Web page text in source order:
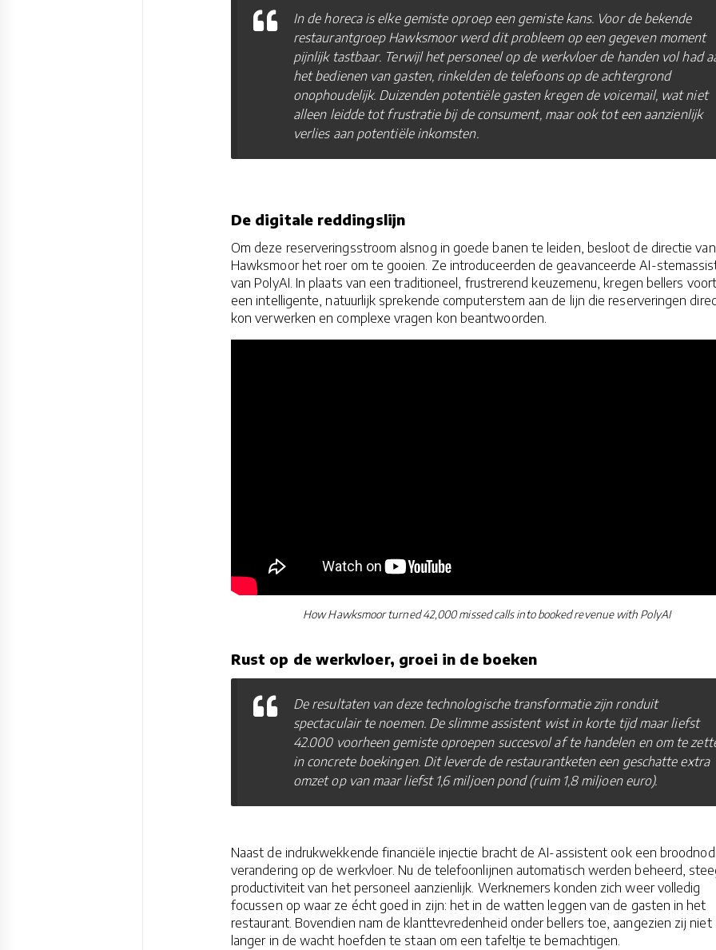
In de horeca is elke gemiste oproep een gemiste kans. Voor de bekende
restaurantgroep Hawksmoor werd dit probleem op een gegeven moment
pijnlijk tastbaar. Terwijl het personeel op de werkvloer de handen vol had
het bedienen van gasten, rinkelden de telefoons op de achtergrond
onophoudelijk. Duizenden potentiële gasten kregen de voicemail, wat niet
alleen leidde tot frustratie bij de consument, maar ook tot een aanzienlijk
verlies aan potentiële inkomsten.
De digitale reddingslijn
Om deze reserveringsstroom alsnog in goede banen te leiden, besloot de directie van
Hawksmoor het roer om te gooien. Ze introduceerden de geavanceerde AI-
van PolyAI. In plaats van een traditioneel, frustrerend keuzemenu, kregen bellers
een intelligente, natuurlijk sprekende computerstem aan de lijn die reserveringen
kon verwerken en complexe vragen kon beantwoorden.
How Hawksmoor turned 42,000 missed calls into booked revenue with PolyAI
Rust op de werkvloer, groei in de boeken
De resultaten van deze technologische transformatie zijn ronduit
spectaculair te noemen. De slimme assistent wist in korte tijd maar liefst
42.000 voorheen gemiste oproepen succesvol af te handelen en om te
in concrete boekingen. Dit leverde de restaurantketen een geschatte extra
omzet op van maar liefst 1,6 miljoen pond (ruim 1,8 miljoen euro).
Naast de indrukwekkende financiële injectie bracht de AI-assistent ook een
verandering op de werkvloer. Nu de telefoonlijnen automatisch werden beheerd,
productiviteit van het personeel aanzienlijk. Werknemers konden zich weer volledig
focussen op waar ze écht goed in zijn: het in de watten leggen van de gasten in het
restaurant. Bovendien nam de klanttevredenheid onder bellers toe, aangezien zij niet
langer in de wacht hoefden te staan om een tafeltje te bemachtigen.